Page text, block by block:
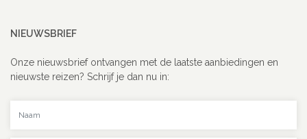
NIEUWSBRIEF
Onze nieuwsbrief ontvangen met de laatste aanbiedingen en
nieuwste reizen? Schrijf je dan nu in: